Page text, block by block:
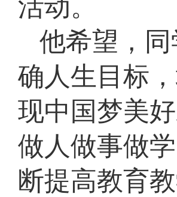
活动。
他希望，
确人生目标
现中国梦美
做人做事做
断提高教育